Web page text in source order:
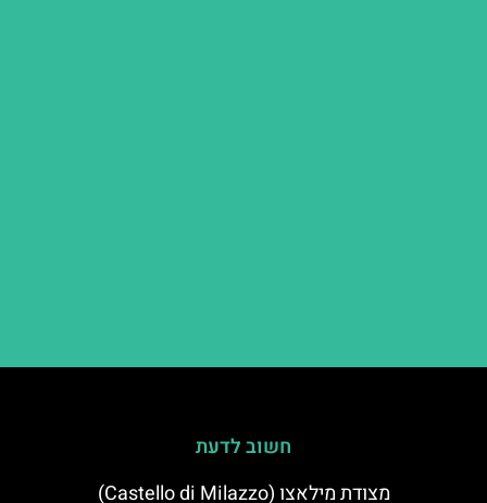
חשוב לדעת
מצודת מילאצו (Castello di Milazzo)